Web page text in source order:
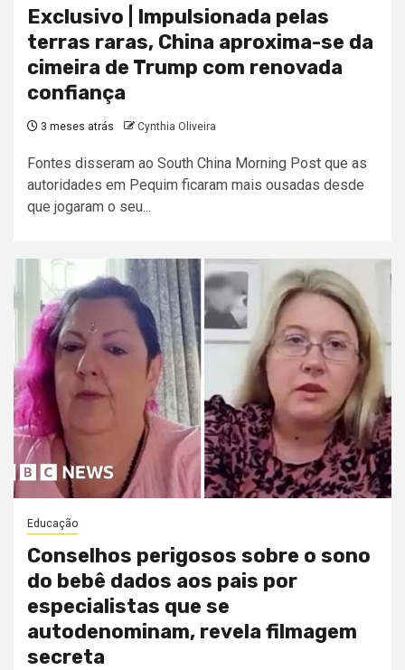
Exclusivo | Impulsionada pelas
terras raras, China aproxima-se da
cimeira de Trump com renovada
confiança
3 meses atrás Cynthia Oliveira
Fontes disseram ao South China Morning Post que as
autoridades em Pequim ficaram mais ousadas desde
que jogaram o seu...
Educação
Conselhos perigosos sobre o sono
do bebê dados aos pais por
especialistas que se
autodenominam, revela filmagem
secreta